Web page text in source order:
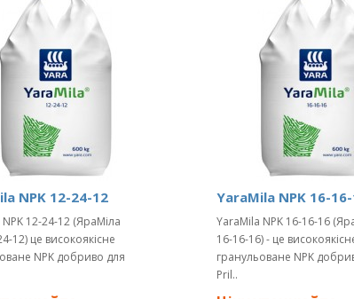
NPK 12-24-12
12-24-12 (ЯраМіла
12) це високоякісне
NPK добриво для
YaraMila NPK 16-
YaraMila NPK 16-16-16
16-16-16) - це
гранульоване NPK
Pril..